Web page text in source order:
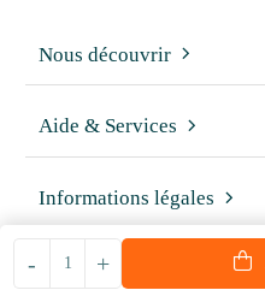
+
-
Nous découvrir
Aide & Services
Informations légales
On parle de nous